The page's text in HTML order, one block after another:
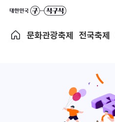
문화관광축제 전국축제